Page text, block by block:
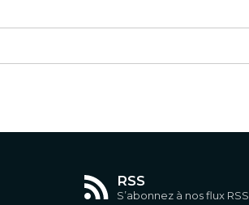
RSS
S’abonnez à nos flux RSS